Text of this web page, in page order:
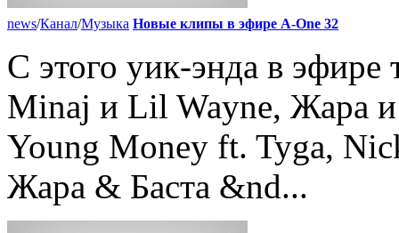
news/Канал/Музыка Новые клипы в эфире A-One 32
С этого уик-энда в эфире
Minaj и Lil Wayne, Жара
Young Money ft. Tyga,
Жара & Баста &nd...